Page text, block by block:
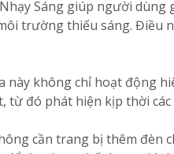
Sáng giúp người
trường thiếu sáng. Điều
này không chỉ hoạt động
từ đó phát hiện kịp thời
cần trang bị thêm đèn